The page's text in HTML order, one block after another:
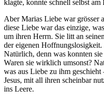
klagte, konnte schnell selbst am
Aber Marias Liebe war grösser
diese Liebe war das einzige,
um ihren Herrn. Sie litt an
der eigenen
Natürlich, denn was konnten
Waren sie wirklich umsonst?
was aus Liebe zu ihm
Jesus, mit all ihren scheinbar
ins Leere.